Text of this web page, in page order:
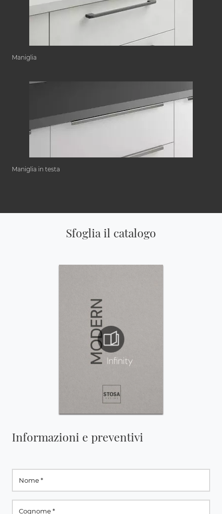
Maniglia
Maniglia in testa
Sfoglia il catalogo
Informazioni e preventivi